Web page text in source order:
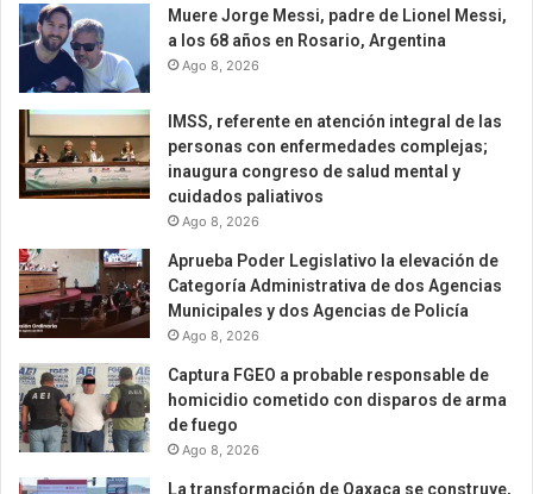
Muere Jorge Messi, padre de Lionel Messi,
a los 68 años en Rosario, Argentina
Ago 8, 2026
IMSS, referente en atención integral de las
personas con enfermedades complejas;
inaugura congreso de salud mental y
cuidados paliativos
Ago 8, 2026
Aprueba Poder Legislativo la elevación de
Categoría Administrativa de dos Agencias
Municipales y dos Agencias de Policía
Ago 8, 2026
Captura FGEO a probable responsable de
homicidio cometido con disparos de arma
de fuego
Ago 8, 2026
La transformación de Oaxaca se construye,